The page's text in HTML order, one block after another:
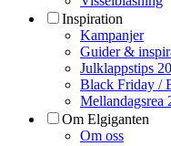
Inspiration
Kampanjer
Guider &
Julklappstips
Black Friday /
Mellandagsrea
Om Elgiganten
Om oss